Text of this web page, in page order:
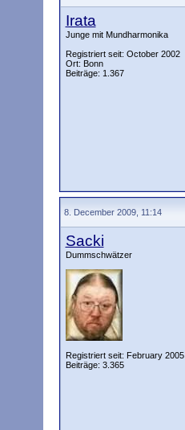
Irata
Junge mit Mundharmonika
Registriert seit: October 2002
Ort: Bonn
Beiträge: 1.367
8. December 2009, 11:14
Sacki
Dummschwätzer
Registriert seit: February 2005
Beiträge: 3.365